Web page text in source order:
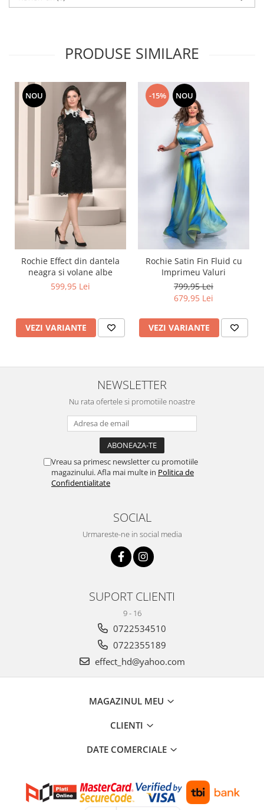
PRODUSE SIMILARE
NOU
Rochie Effect din dantela
neagra si volane albe
599,95 Lei
VEZI VARIANTE
-15% NOU
Rochie Satin Fin Fluid cu
Imprimeu Valuri
799,95 Lei
679,95 Lei
VEZI VARIANTE
NEWSLETTER
Nu rata ofertele si promotiile noastre
Vreau sa primesc newsletter cu promotiile
magazinului. Afla mai multe in Politica de
Confidentialitate
SOCIAL
Urmareste-ne in social media
SUPORT CLIENTI
9 - 16
0722534510
0722355189
effect_hd@yahoo.com
MAGAZINUL MEU
CLIENTI
DATE COMERCIALE